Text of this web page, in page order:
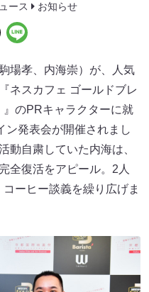
ース お知らせ
場孝、内海崇）が、人気
ネスカフェ ゴールドブレ
のPRキャラクターに就
ン発表会が開催されまし
動自粛していた内海は、
全復活をアピール。2人
ーヒー談義を繰り広げま